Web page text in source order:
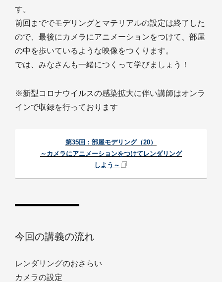
す。
前回まででモデリングとマテリアルの設定は終了した
ので、最後にカメラにアニメーションをつけて、部屋
の中を歩いているような映像をつくります。
では、みなさんも一緒につくって学びましょう！
※新型コロナウイルスの感染拡大に伴い講師はオンラ
インで収録を行っております
第35回：部屋モデリング（20）
～カメラにアニメーションをつけてレンダリング
しよう～
今回の講義の流れ
レンダリングのおさらい
カメラの設定